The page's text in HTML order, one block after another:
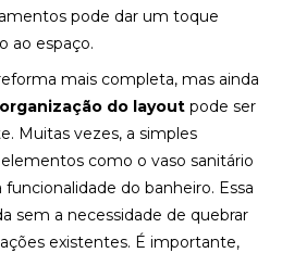
pode dar um toque
ao espaço.
mais completa, mas ainda
do layout pode ser
Muitas vezes, a simples
como o vaso sanitário
do banheiro. Essa
sem a necessidade de quebrar
existentes. É importante,